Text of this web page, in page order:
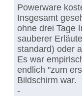
Powerware
Insgesamt
ohne drei Tage
sauberer
standard) oder
Es war
endlich "zum
Bildschirm war.
-